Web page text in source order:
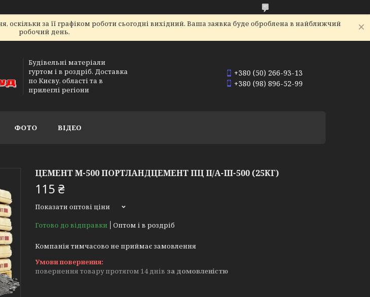
за її графіком роботи сьогодні вихідний. Ваша заявка буде оброблена в найближчий
робочий день.
Будівельні матеріали
гуртом і в роздріб. Доставка
по Києву, області та в
прилеглі регіони
+380 (50) 266-93-13
+380 (98) 896-52-99
ФОТО ВІДЕО
ЦЕМЕНТ М-500 ПОРТЛАНДЦЕМЕНТ ПЦ ІІ/А-Ш-500 (25КГ)
115 ₴
Показати оптові ціни
Готово до відправки
Оптом і в роздріб
Компанія тимчасово не приймає замовлення
повернення товару протягом 14 днів за домовленістю